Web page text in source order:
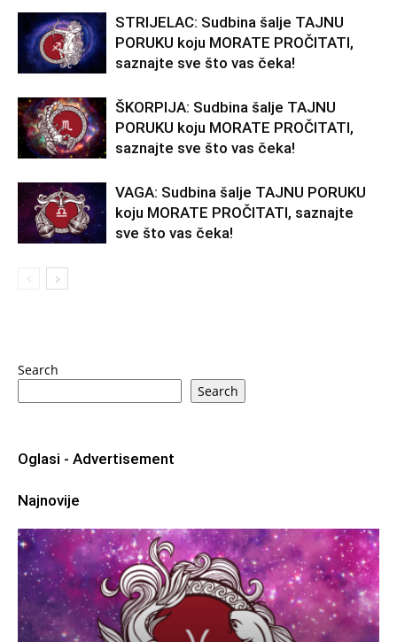
STRIJELAC: Sudbina šalje TAJNU
PORUKU koju MORATE PROČITATI,
saznajte sve što vas čeka!
ŠKORPIJA: Sudbina šalje TAJNU
PORUKU koju MORATE PROČITATI,
saznajte sve što vas čeka!
VAGA: Sudbina šalje TAJNU PORUKU
koju MORATE PROČITATI, saznajte
sve što vas čeka!
Search
Search
Oglasi - Advertisement
Najnovije